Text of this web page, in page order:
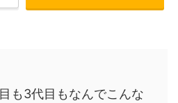
も3代目もなんでこんな